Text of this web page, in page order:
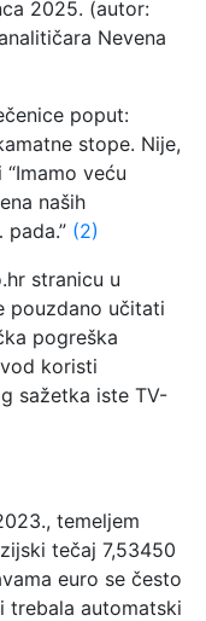
2025. (autor:
Nevena
poput:
stope. Nije,
i “Imamo veću
naših
(2)
stranicu u
pouzdano učitati
pogreška
koristi
sažetka iste TV-
temeljem
tečaj 7,53450
euro se često
trebala automatski